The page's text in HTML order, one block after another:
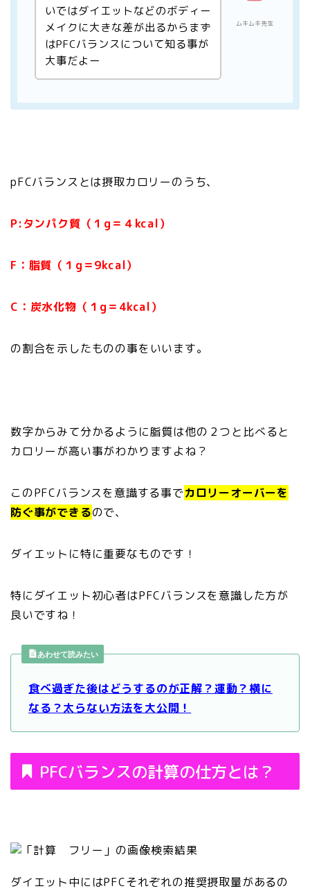
ムキムキ先生
いではダイエットなどのボディー
メイクに大きな差が出るからまず
はPFCバランスについて知る事が
大事だよー
pFCバランスとは摂取カロリーのうち、
P:タンパク質（１g＝４kcal）
F：脂質（１g＝9kcal）
C：炭水化物（１g＝4kcal）
の割合を示したものの事をいいます。
数字からみて分かるように脂質は他の２つと比べると
カロリーが高い事がわかりますよね？
このPFCバランスを意識する事でカロリーオーバーを
防ぐ事ができるので、
ダイエットに特に重要なものです！
特にダイエット初心者はPFCバランスを意識した方が
良いですね！
あわせて読みたい
食べ過ぎた後はどうするのが正解？運動？横に
なる？太らない方法を大公開！
PFCバランスの計算の仕方とは？
ダイエット中にはPFCそれぞれの推奨摂取量があるの